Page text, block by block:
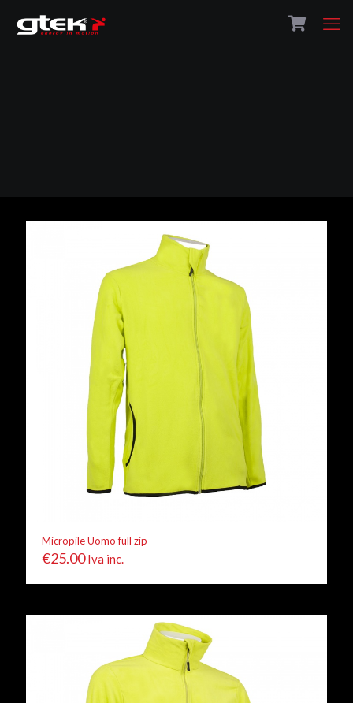
Micropile Uomo full zip
€25.00 Iva inc.